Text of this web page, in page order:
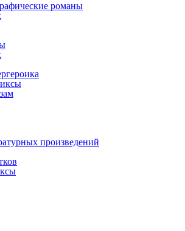
романы
произведений